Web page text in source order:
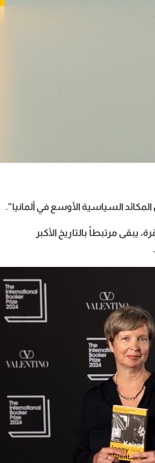
السياسية الأوسع في ألمانيا“.
مرتبطاً بالتاريخ الأكبر